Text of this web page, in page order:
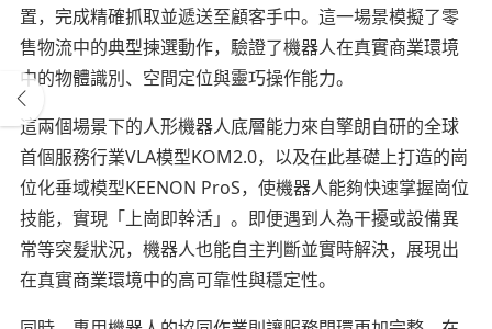
置，完成精確抓取並遞送至顧客手中。這一場景模擬了零
售物流中的典型揀選動作，驗證了機器人在真實商業環境
中的物體識別、空間定位與靈巧操作能力。
這兩個場景下的人形機器人底層能力來自擎朗自研的全球
首個服務行業VLA模型KOM2.0，以及在此基礎上打造的崗
位化垂域模型KEENON ProS，使機器人能夠快速掌握崗位
技能，實現「上崗即幹活」。即便遇到人為干擾或設備異
常等突髮狀況，機器人也能自主判斷並實時解決，展現出
在真實商業環境中的高可靠性與穩定性。